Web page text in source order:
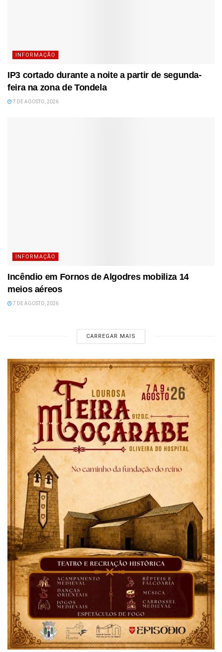
INFORMAÇÃO
IP3 cortado durante a noite a partir de segunda-
feira na zona de Tondela
7 DE AGOSTO, 2026
INFORMAÇÃO
Incêndio em Fornos de Algodres mobiliza 14
meios aéreos
7 DE AGOSTO, 2026
CARREGAR MAIS